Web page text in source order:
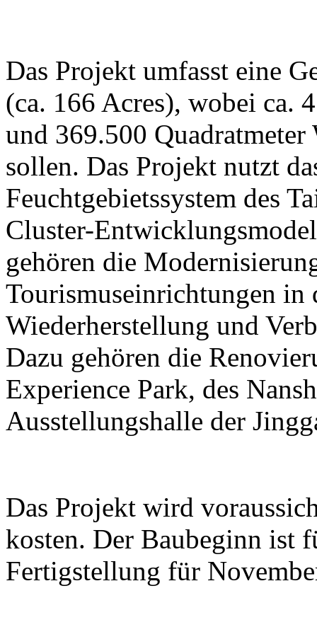
Das Projekt umfasst eine
(ca. 166 Acres), wobei ca.
und 369.500 Quadratmeter
sollen. Das Projekt nutzt
Feuchtgebietssystem des
Cluster-
gehören die
Tourismuseinrichtungen
Wiederherstellung und
Dazu gehören die
Experience Park, des
Ausstellungshalle der
Das Projekt wird
kosten. Der Baubeginn ist
Fertigstellung für